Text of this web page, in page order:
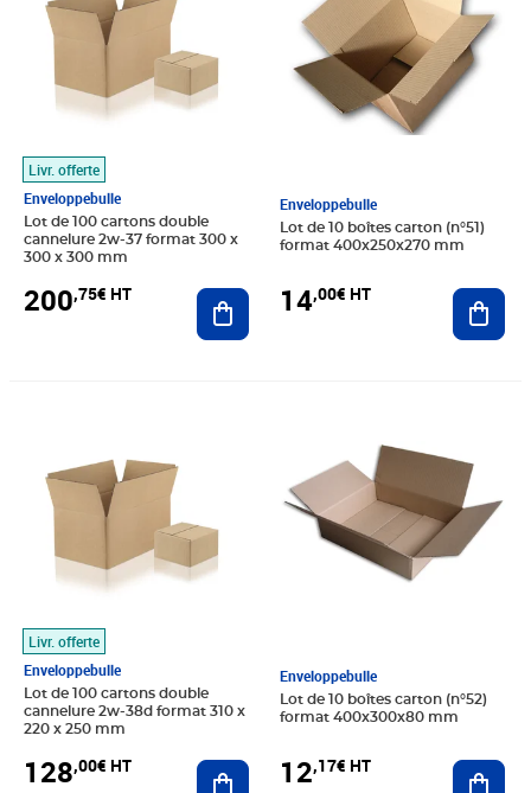
Livr. offerte
Enveloppebulle
Lot de 100 cartons double
cannelure 2w-37 format 300 x
300 x 300 mm
200,75€ HT Ajouter au panier
Enveloppebulle
Lot de 10 boîtes carton (n°51)
format 400x250x270 mm
14,00€ HT
Livr. offerte
Enveloppebulle
Lot de 100 cartons double
cannelure 2w-38d format 310 x
220 x 250 mm
128,00€ HT Ajouter au panier
Enveloppebulle
Lot de 10 boîtes carton (n°52)
format 400x300x80 mm
12,17€ HT